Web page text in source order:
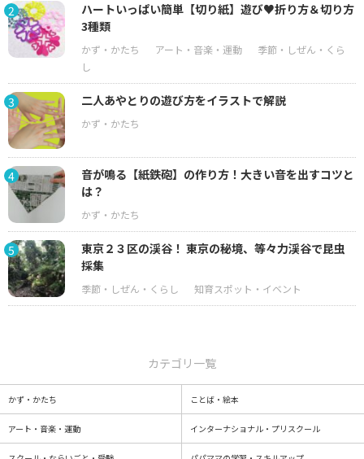
2
ハートいっぱい簡単【切り紙】遊び♥折り方＆切り方
3種類
3 二人あやとりの遊び方をイラストで解説
4
音が鳴る【紙鉄砲】の作り方！大きい音を出すコツと
は？
5
東京２３区の渓谷！ 東京の秘境、等々力渓谷で昆虫
採集
カテゴリ一覧
かず・かたち ことば・絵本
アート・音楽・運動 インターナショナル・プリスクール